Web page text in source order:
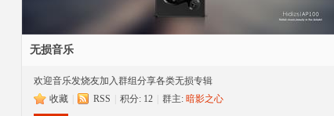
无损音乐
欢迎音乐发烧友加入群组分享各类无损专辑
收藏
RSS 积分: 12 群主: 暗影之心